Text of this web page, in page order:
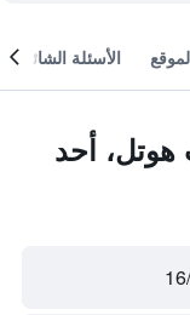
الأسئلة الشائعة
أحد